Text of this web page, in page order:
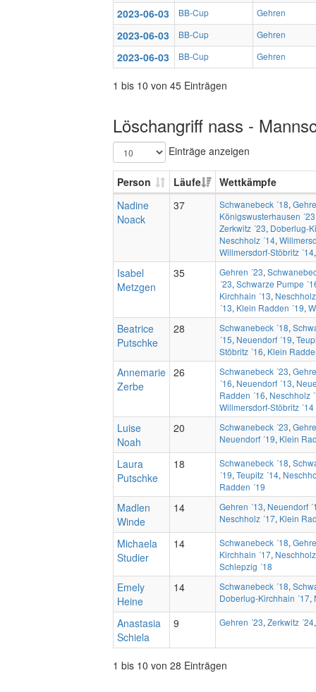
2023-06-03 BB-Cup Gehren
2023-06-03 BB-Cup Gehren
2023-06-03 BB-Cup Gehren
1 bis 10 von 45 Einträgen
Löschangriff nass -
Einträge anzeigen
Person Läufe
Wettkämpfe
Nadine
Noack
37 Schwanebeck ´18,
Königswusterhausen ´23
Zerkwitz ´23, Doberlug-
Neschholz ´14,
Willmersdorf-Stöbritz ´14
Isabel
Metzgen
35 Gehren ´23,
´23, Schwarze Pumpe
Kirchhain ´13,
´13, Klein Radden ´19,
Beatrice
Putschke
28 Schwanebeck ´18,
´15, Neuendorf ´19,
Stöbritz ´16, Klein
Annemarie
Zerbe
26 Schwanebeck ´23,
´16, Neuendorf ´13,
Radden ´16, Neschholz
Willmersdorf-Stöbritz ´14
Luise
Noah
20 Schwanebeck ´23,
Neuendorf ´19, Klein
Laura
Putschke
18 Schwanebeck ´18,
´19, Teupitz ´14,
Radden ´19
Madlen
Winde
14 Gehren ´13, Neuendorf
Neschholz ´17, Klein
Michaela
Studier
14 Schwanebeck ´18,
Kirchhain ´17,
Schlepzig ´18
Emely
Heine
14 Schwanebeck ´18,
Doberlug-Kirchhain ´17,
Anastasia
Schiela
9 Gehren ´23, Zerkwitz ´24
1 bis 10 von 28 Einträgen